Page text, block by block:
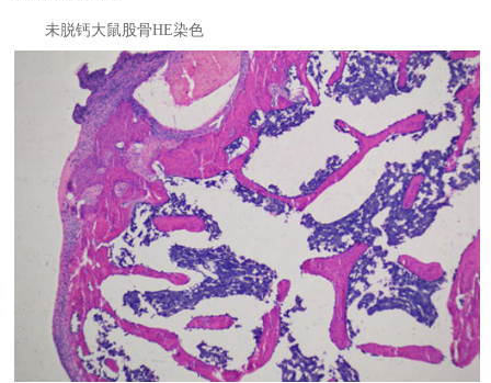
未脱钙大鼠股骨HE染色